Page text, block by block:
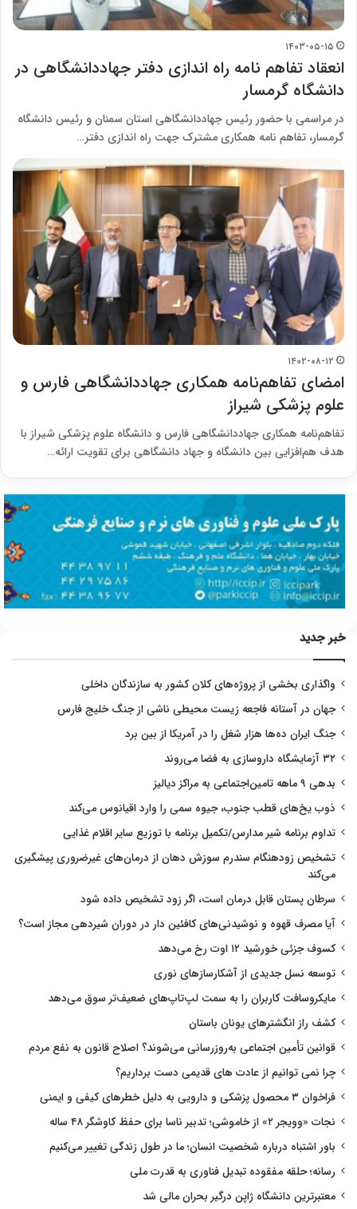
۱۴۰۳-۰۵-۱۵
انعقاد تفاهم نامه راه اندازی دفتر جهاددانشگاهی در
دانشگاه گرمسار
در مراسمی با حضور رئیس جهاددانشگاهی استان سمنان و رئیس دانشگاه
گرمسار، تفاهم نامه همکاری مشترک جهت راه اندازی دفتر…
۱۴۰۲-۰۸-۱۲
امضای تفاهم‌نامه همکاری جهاددانشگاهی فارس و
علوم پزشکی شیراز
تفاهم‌نامه همکاری جهاددانشگاهی فارس و دانشگاه علوم پزشکی شیراز با
هدف هم‌افزایی بین دانشگاه و جهاد دانشگاهی برای تقویت ارائه…
خبر جدید
واگذاری بخشی از پروژه‌های کلان کشور به سازندگان داخلی
جهان در آستانه فاجعه زیست محیطی ناشی از جنگ خلیج فارس
جنگ ایران ده‌ها هزار شغل را در آمریکا از بین برد
۳۲ آزمایشگاه داروسازی به فضا می‌روند
بدهی ۹ ماهه تامین‌اجتماعی به مراکز دیالیز
ذوب یخ‌های قطب جنوب، جیوه سمی را وارد اقیانوس می‌کند
تداوم برنامه شیر مدارس/تکمیل برنامه با توزیع سایر اقلام غذایی
تشخیص زودهنگام سندرم سوزش دهان از درمان‌های غیرضروری پیشگیری
می‌کند
سرطان پستان قابل درمان است، اگر زود تشخیص داده شود
آیا مصرف قهوه و نوشیدنی‌های کافئین دار در دوران شیردهی مجاز است؟
کسوف جزئی خورشید ۱۲ اوت رخ می‌دهد
توسعه نسل جدیدی از آشکارسازهای نوری
مایکروسافت کاربران را به سمت لپ‌تاپ‌های ضعیف‌تر سوق می‌دهد
کشف راز انگشترهای یونان باستان
قوانین تأمین اجتماعی به‌روزرسانی می‌شوند؟ اصلاح قانون به نفع مردم
چرا نمی توانیم از عادت های قدیمی دست برداریم؟
فراخوان ۳ محصول پزشکی و دارویی به دلیل خطرهای کیفی و ایمنی
نجات «وویجر ۲» از خاموشی؛ تدبیر ناسا برای حفظ کاوشگر ۴۸ ساله
باور اشتباه درباره شخصیت انسان؛ ما در طول زندگی تغییر می‌کنیم
رسانه؛ حلقه مفقوده تبدیل فناوری به قدرت ملی
معتبرترین دانشگاه ژاپن درگیر بحران مالی شد